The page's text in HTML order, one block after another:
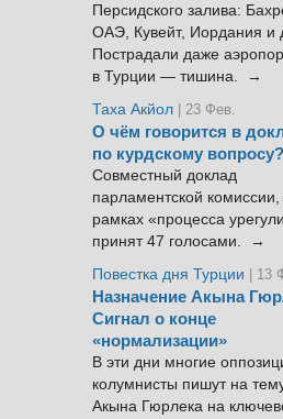
Персидского залива:
ОАЭ, Кувейт, Иордания и
Пострадали даже
в Турции — тишина. →
Таха Акйол | 23 Фев.
О чём говорится в
по курдскому вопросу?
Совместный доклад
парламентской
рамках «процесса
принят 47 голосами. →
Повестка дня Турции
| 13
Назначение Акына
Сигнал о конце
«нормализации»
В эти дни многие
колумнисты пишут на
Акына Гюрлека на